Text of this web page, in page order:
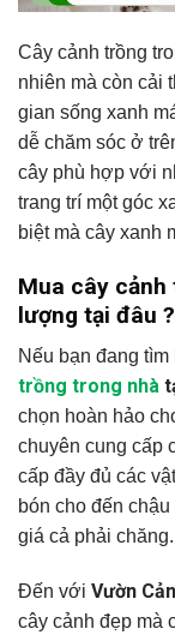
Cây cảnh trồng
nhiên mà còn cải
gian sống xanh
dễ chăm sóc ở
cây phù hợp với
trang trí một góc
biệt mà cây xanh
Mua cây
lượng tại đâu ?
Nếu bạn đang
trồng trong nhà
chọn hoàn hảo
chuyên cung cấp
cấp đầy đủ các
bón cho đến
giá cả phải chăng.
Đến với Vườn
cây cảnh đẹp mà